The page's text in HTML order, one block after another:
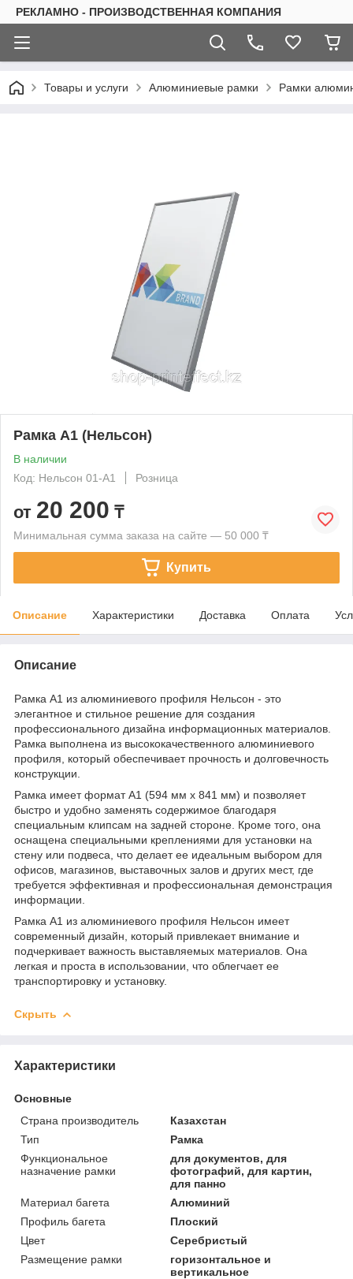
РЕКЛАМНО - ПРОИЗВОДСТВЕННАЯ КОМПАНИЯ
Товары и услуги Алюминиевые рамки Рамки
Рамка А1 (Нельсон)
В наличии
Код: Нельсон 01-А1
Розница
от 20 200 ₸
Минимальная сумма заказа на сайте — 50 000 ₸
Купить
Описание Характеристики Доставка Оплата
Описание
Рамка А1 из алюминиевого профиля Нельсон - это
элегантное и стильное решение для создания
профессионального дизайна информационных материалов.
Рамка выполнена из высококачественного алюминиевого
профиля, который обеспечивает прочность и долговечность
конструкции.
Рамка имеет формат А1 (594 мм х 841 мм) и позволяет
быстро и удобно заменять содержимое благодаря
специальным клипсам на задней стороне. Кроме того, она
оснащена специальными креплениями для установки на
стену или подвеса, что делает ее идеальным выбором для
офисов, магазинов, выставочных залов и других мест, где
требуется эффективная и профессиональная демонстрация
информации.
Рамка А1 из алюминиевого профиля Нельсон имеет
современный дизайн, который привлекает внимание и
подчеркивает важность выставляемых материалов. Она
легкая и проста в использовании, что облегчает ее
транспортировку и установку.
Скрыть
Характеристики
Основные
Страна производитель
Казахстан
Тип
Рамка
Функциональное
назначение рамки
для документов, для
фотографий, для картин,
для панно
Материал багета
Алюминий
Профиль багета
Плоский
Цвет
Серебристый
Размещение рамки
горизонтальное и
вертикальное